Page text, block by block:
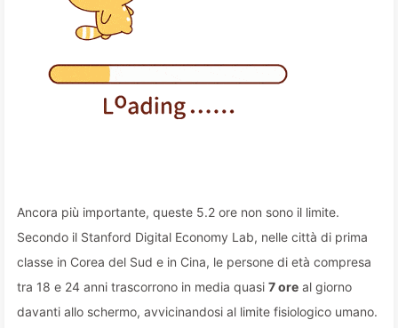
Ancora più importante, queste 5.2 ore non sono il limite.
Secondo il Stanford Digital Economy Lab, nelle città di prima
classe in Corea del Sud e in Cina, le persone di età compresa
tra 18 e 24 anni trascorrono in media quasi 7 ore al giorno
davanti allo schermo, avvicinandosi al limite fisiologico umano.